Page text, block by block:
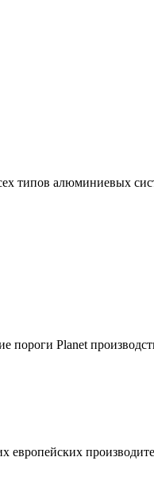
типов алюминиевых
Planet